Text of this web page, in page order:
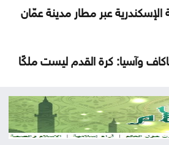
عبر مطار مدينة عمّان
وآسيا: كرة القدم ليست ملكًا
الذات" محاضرة للأستاذ الدكتور
العربي